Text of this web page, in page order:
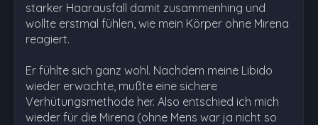
starker Haarausfall damit zusammenhing und
wollte erstmal fühlen, wie mein Körper ohne Mirena
reagiert.
Er fühlte sich ganz wohl. Nachdem meine Libido
wieder erwachte, mußte eine sichere
Verhütungsmethode her. Also entschied ich mich
wieder für die Mirena (ohne Mens war ja nicht so